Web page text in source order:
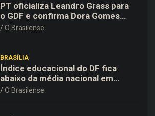
PT oficializa Leandro Grass para
o GDF e confirma Dora Gomes
como vice na chapa majoritária
O Brasilense
BRASÍLIA
Índice educacional do DF fica
abaixo da média nacional em
todas as etapas de ensino,
O Brasilense